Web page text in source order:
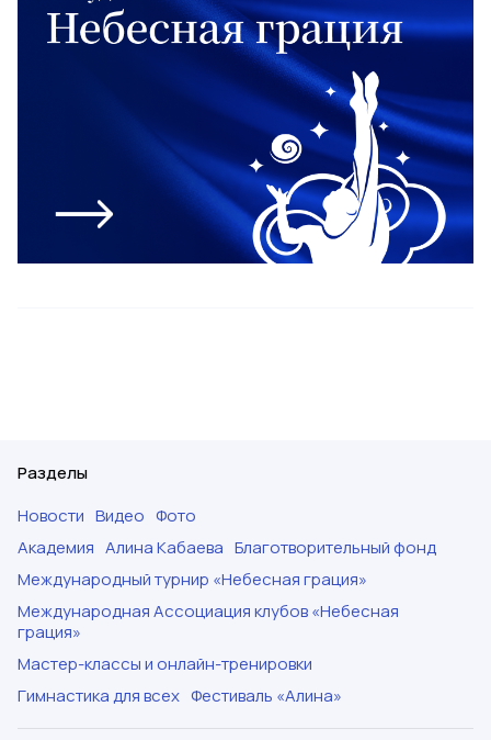
Разделы
Новости Видео Фото
Академия Алина Кабаева Благотворительный фонд
Международный турнир «Небесная грация»
Международная Ассоциация клубов «Небесная
грация»
Мастер-классы и онлайн-тренировки
Гимнастика для всех Фестиваль «Алина»